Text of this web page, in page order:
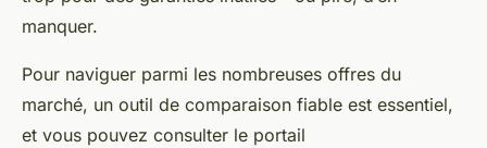
manquer.
Pour naviguer parmi les nombreuses offres du
marché, un outil de comparaison fiable est essentiel,
et vous pouvez consulter le portail